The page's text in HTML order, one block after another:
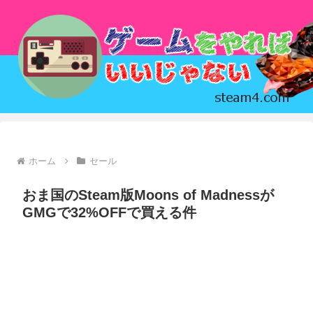
ホーム セール
おま国のSteam版Moons of Madnessが
GMGで32%OFFで買える件